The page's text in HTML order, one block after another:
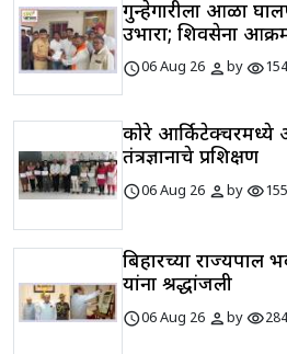
गुन्हेगारीला आळा
उभारा; शिवसेना
schedule06 Aug 26 personbyvisibility154
कोरे आर्किटेक्चरमध्ये
तंत्रज्ञानाचे प्रशिक्षण
schedule06 Aug 26 personbyvisibility155
बिहारच्या राज्यपाल
यांना श्रद्धांजली
schedule06 Aug 26 personbyvisibility284